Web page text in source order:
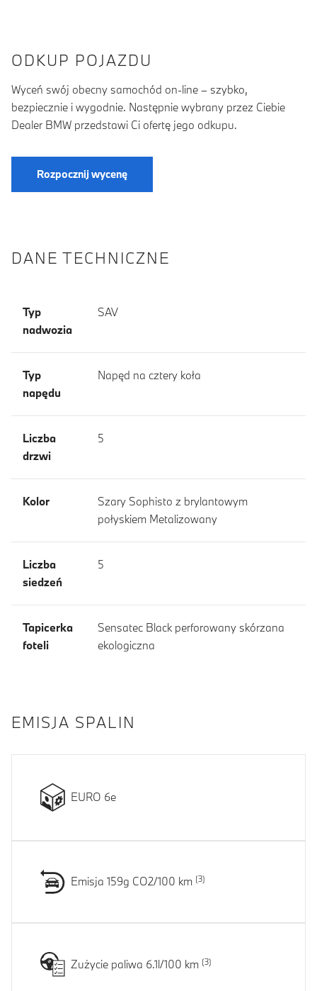
ODKUP POJAZDU
Wyceń swój obecny samochód on-line – szybko,
bezpiecznie i wygodnie. Następnie wybrany przez Ciebie
Dealer BMW przedstawi Ci ofertę jego odkupu.
Rozpocznij wycenę
DANE TECHNICZNE
Typ
nadwozia
SAV
Typ
napędu
Napęd na cztery koła
Liczba
drzwi
5
Kolor
Szary Sophisto z brylantowym
połyskiem Metalizowany
Liczba
siedzeń
5
Tapicerka
foteli
Sensatec Black perforowany skórzana
ekologiczna
EMISJA SPALIN
EURO 6e
Emisja 159g CO2/100 km
Zużycie paliwa 6.1l/100 km